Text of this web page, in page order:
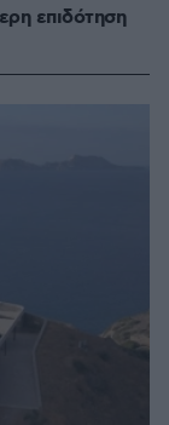
επιδότηση